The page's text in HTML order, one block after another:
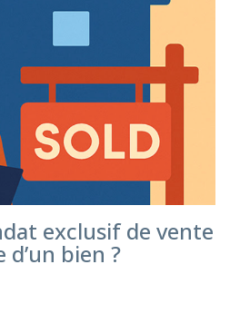
exclusif de vente
bien ?